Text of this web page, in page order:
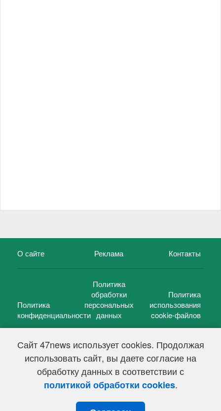
Сайт 47news использует cookies. Продолжая
использовать сайт, вы даете согласие на
обработку данных в соответствии с
политикой обработки cookies.
О сайте Реклама Контакты
Политика
конфиденциальности
Политика
обработки
персональных
данных
Политика
использования
cookie-файлов
47 новостей (47 news)2005 — 2026 г.
Свидетельство о регистрации СМИ Эл № ФС 77-39848, выдано
Федеральной службой по надзору в сфере связи,
информационных технологий и массовых коммуникаций